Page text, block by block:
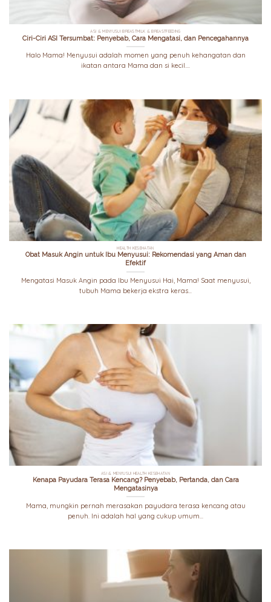
ASI & MENYUSUI BREASTMILK & BREASTFEEDING
Ciri-Ciri ASI Tersumbat: Penyebab, Cara Mengatasi, dan Pencegahannya
Halo Mama! Menyusui adalah momen yang penuh kehangatan dan
ikatan antara Mama dan si kecil....
HEALTH KESEHATAN
Obat Masuk Angin untuk Ibu Menyusui: Rekomendasi yang Aman dan
Efektif
Mengatasi Masuk Angin pada Ibu Menyusui Hai, Mama! Saat menyusui,
tubuh Mama bekerja ekstra keras...
ASI & MENYUSUI HEALTH KESEHATAN
Kenapa Payudara Terasa Kencang? Penyebab, Pertanda, dan Cara
Mengatasinya
Mama, mungkin pernah merasakan payudara terasa kencang atau
penuh. Ini adalah hal yang cukup umum...